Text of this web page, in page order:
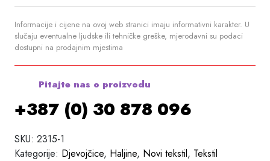
Informacije i cijene na ovoj web stranici imaju informativni karakter. U
slučaju eventualne ljudske ili tehničke greške, mjerodavni su podaci
dostupni na prodajnim mjestima
Pitajte nas o proizvodu
+387 (0) 30 878 096
SKU: 2315-1
Kategorije: Djevojčice, Haljine, Novi tekstil, Tekstil